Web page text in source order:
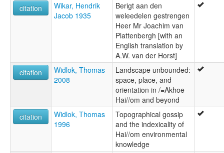
citation
Wikar, Hendrik
Jacob 1935
Berigt aan den
weleedelen gestrengen
Heer Mr Joachim van
Plattenbergh [with an
English translation by
A.W. van der Horst]
citation
Widlok, Thomas
2008
Landscape unbounded:
space, place, and
orientation in /=Akhoe
Hai//om and beyond
citation
Widlok, Thomas
1996
Topographical gossip
and the indexicality of
Hai//om environmental
knowledge